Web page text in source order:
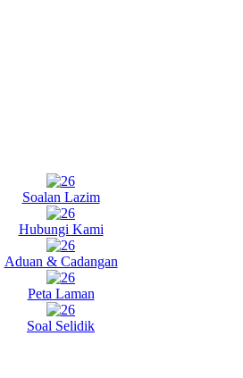
Soalan Lazim
Hubungi Kami
Aduan & Cadangan
Peta Laman
Soal Selidik